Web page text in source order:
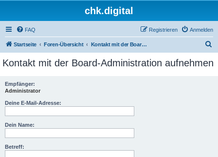
chk.digital
FAQ Anmelden
Registrieren
Startseite Foren-Übersicht Kontakt mit der Board-Administration aufnehmen
c
Kontakt mit der Board-Administration aufnehmen
Empfänger:
Administrator
Deine E-Mail-Adresse:
Dein Name:
Betreff: